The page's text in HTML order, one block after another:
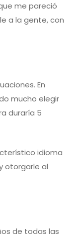
me pareció
a la gente, con
En
mucho elegir
duraría 5
idioma
otorgarle al
de todas las